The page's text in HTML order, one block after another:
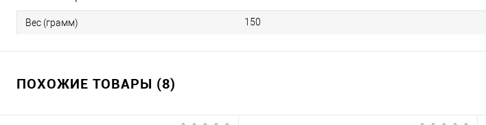
Вес (грамм) 150
ПОХОЖИЕ ТОВАРЫ (8)